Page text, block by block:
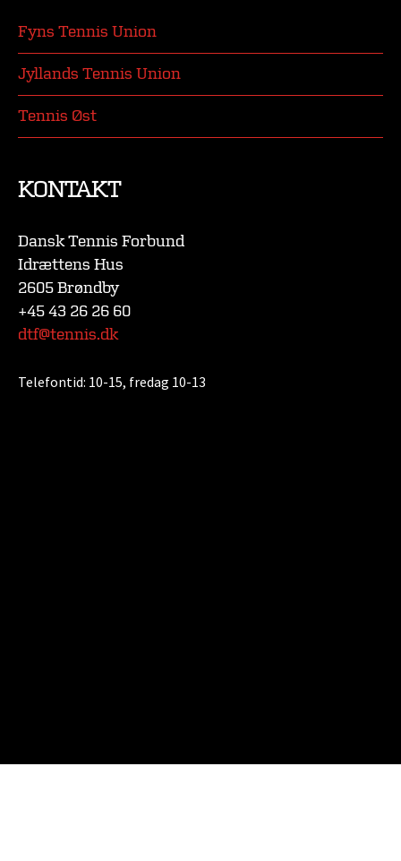
Fyns Tennis Union
Jyllands Tennis Union
Tennis Øst
KONTAKT
Dansk Tennis Forbund
Idrættens Hus
2605 Brøndby
+45 43 26 26 60
dtf@tennis.dk
Telefontid: 10-15, fredag 10-13